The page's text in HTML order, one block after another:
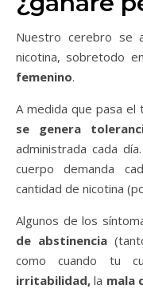
Nuestro cerebro se
nicotina, sobretodo
femenino.
A medida que pasa el
se genera
administrada cada
cuerpo demanda
cantidad de nicotina
Algunos de los
de abstinencia
como cuando tu
irritabilidad,la mala